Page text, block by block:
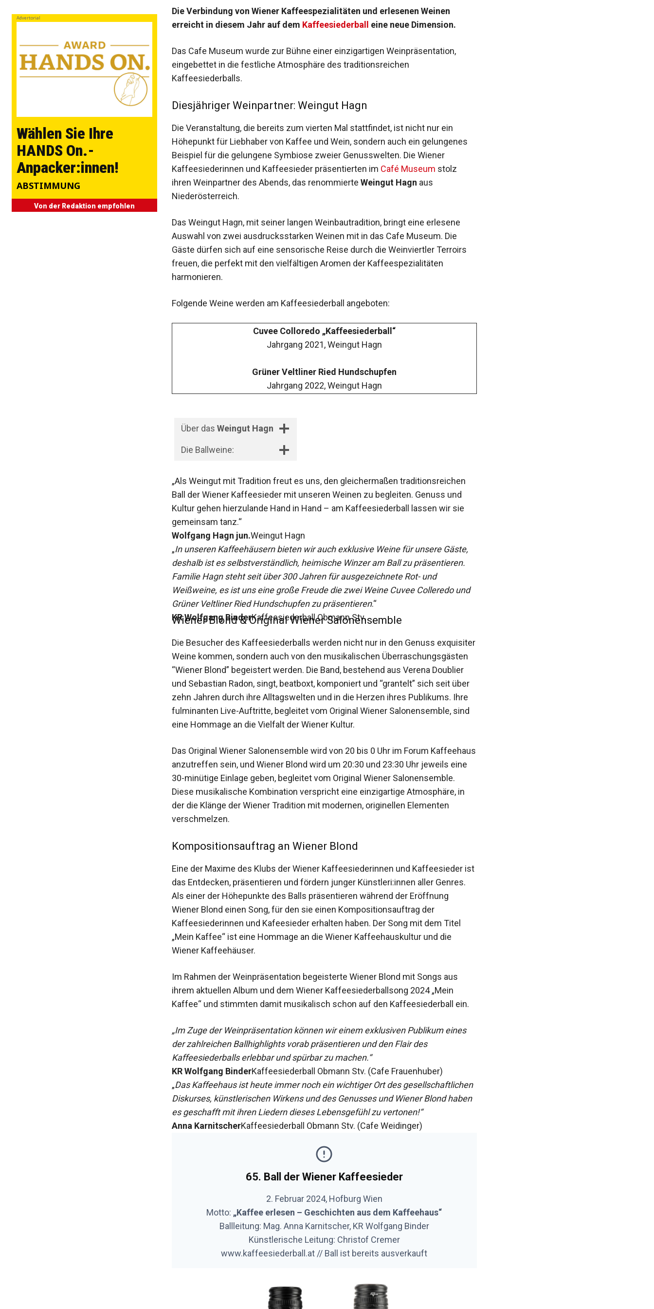
Advertorial
Wählen Sie Ihre
HANDS On.-
Anpacker:innen!
ABSTIMMUNG
Von der Redaktion empfohlen
Die Verbindung von Wiener Kaffeespezialitäten und erlesenen Weinen
erreicht in diesem Jahr auf dem Kaffeesiederball eine neue Dimension.
Das Cafe Museum wurde zur Bühne einer einzigartigen Weinpräsentation,
eingebettet in die festliche Atmosphäre des traditionsreichen
Kaffeesiederballs.
Diesjähriger Weinpartner: Weingut Hagn
Die Veranstaltung, die bereits zum vierten Mal stattfindet, ist nicht nur ein
Höhepunkt für Liebhaber von Kaffee und Wein, sondern auch ein gelungenes
Beispiel für die gelungene Symbiose zweier Genusswelten. Die Wiener
Kaffeesiederinnen und Kaffeesieder präsentierten im Café Museum stolz
ihren Weinpartner des Abends, das renommierte Weingut Hagn aus
Niederösterreich.
Das Weingut Hagn, mit seiner langen Weinbautradition, bringt eine erlesene
Auswahl von zwei ausdrucksstarken Weinen mit in das Cafe Museum. Die
Gäste dürfen sich auf eine sensorische Reise durch die Weinviertler Terroirs
freuen, die perfekt mit den vielfältigen Aromen der Kaffeespezialitäten
harmonieren.
Folgende Weine werden am Kaffeesiederball angeboten:
Cuvee Colloredo „Kaffeesiederball“
Jahrgang 2021, Weingut Hagn
Grüner Veltliner Ried Hundschupfen
Jahrgang 2022, Weingut Hagn
Über das Weingut Hagn
Die Ballweine:
„Als Weingut mit Tradition freut es uns, den gleichermaßen traditionsreichen
Ball der Wiener Kaffeesieder mit unseren Weinen zu begleiten. Genuss und
Kultur gehen hierzulande Hand in Hand – am Kaffeesiederball lassen wir sie
gemeinsam tanz.“
Wolfgang Hagn jun.Weingut Hagn
„In unseren Kaffeehäusern bieten wir auch exklusive Weine für unsere Gäste,
deshalb ist es selbstverständlich, heimische Winzer am Ball zu präsentieren.
Familie Hagn steht seit über 300 Jahren für ausgezeichnete Rot- und
Weißweine, es ist uns eine große Freude die zwei Weine Cuvee Colleredo und
Grüner Veltliner Ried Hundschupfen zu präsentieren.“
KR Wolfgang BinderKaffeesiederball Obmann Stv.
Wiener Blond & Original Wiener Salonensemble
Die Besucher des Kaffeesiederballs werden nicht nur in den Genuss exquisiter
Weine kommen, sondern auch von den musikalischen Überraschungsgästen
“Wiener Blond” begeistert werden. Die Band, bestehend aus Verena Doublier
und Sebastian Radon, singt, beatboxt, komponiert und “grantelt” sich seit über
zehn Jahren durch ihre Alltagswelten und in die Herzen ihres Publikums. Ihre
fulminanten Live-Auftritte, begleitet vom Original Wiener Salonensemble, sind
eine Hommage an die Vielfalt der Wiener Kultur.
Das Original Wiener Salonensemble wird von 20 bis 0 Uhr im Forum Kaffeehaus
anzutreffen sein, und Wiener Blond wird um 20:30 und 23:30 Uhr jeweils eine
30-minütige Einlage geben, begleitet vom Original Wiener Salonensemble.
Diese musikalische Kombination verspricht eine einzigartige Atmosphäre, in
der die Klänge der Wiener Tradition mit modernen, originellen Elementen
verschmelzen.
Kompositionsauftrag an Wiener Blond
Eine der Maxime des Klubs der Wiener Kaffeesiederinnen und Kaffeesieder ist
das Entdecken, präsentieren und fördern junger Künstleri:innen aller Genres.
Als einer der Höhepunkte des Balls präsentieren während der Eröffnung
Wiener Blond einen Song, für den sie einen Kompositionsauftrag der
Kaffeesiederinnen und Kafeesieder erhalten haben. Der Song mit dem Titel
„Mein Kaffee“ ist eine Hommage an die Wiener Kaffeehauskultur und die
Wiener Kaffeehäuser.
Im Rahmen der Weinpräsentation begeisterte Wiener Blond mit Songs aus
ihrem aktuellen Album und dem Wiener Kaffeesiederballsong 2024 „Mein
Kaffee“ und stimmten damit musikalisch schon auf den Kaffeesiederball ein.
„Im Zuge der Weinpräsentation können wir einem exklusiven Publikum eines
der zahlreichen Ballhighlights vorab präsentieren und den Flair des
Kaffeesiederballs erlebbar und spürbar zu machen.“
KR Wolfgang BinderKaffeesiederball Obmann Stv. (Cafe Frauenhuber)
„Das Kaffeehaus ist heute immer noch ein wichtiger Ort des gesellschaftlichen
Diskurses, künstlerischen Wirkens und des Genusses und Wiener Blond haben
es geschafft mit ihren Liedern dieses Lebensgefühl zu vertonen!“
Anna KarnitscherKaffeesiederball Obmann Stv. (Cafe Weidinger)
65. Ball der Wiener Kaffeesieder
2. Februar 2024, Hofburg Wien
Motto: „Kaffee erlesen – Geschichten aus dem Kaffeehaus“
Ballleitung: Mag. Anna Karnitscher, KR Wolfgang Binder
Künstlerische Leitung: Christof Cremer
www.kaffeesiederball.at // Ball ist bereits ausverkauft